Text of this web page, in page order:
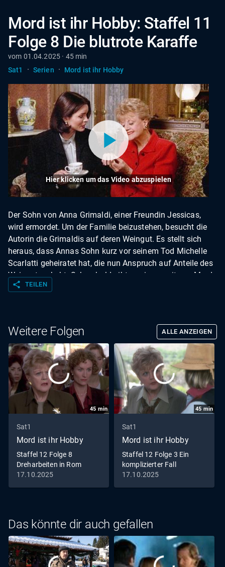
Mord ist ihr Hobby: Staffel 11
Folge 8 Die blutrote Karaffe
vom 01.04.2025 · 45 min
Sat1
· Serien · Mord ist ihr Hobby
Hier klicken um das Video abzuspielen
Der Sohn von Anna Grimaldi, einer Freundin Jessicas,
wird ermordet. Um der Familie beizustehen, besucht die
Autorin die Grimaldis auf deren Weingut. Es stellt sich
heraus, dass Annas Sohn kurz vor seinem Tod Michelle
Scarlatti geheiratet hat, die nun Anspruch auf Anteile des
Weinguts erhebt. Schon bald gibt es einen weiteren Mord.
Der Verdacht fällt auf Annas Stiefsohn Pete, doch Jessica
share TEILEN
Weitere Folgen ALLE ANZEIGEN
45 min
Sat1
Mord ist ihr Hobby
Staffel 12 Folge 8
Dreharbeiten in Rom
17.10.2025
45 min
Sat1
Mord ist ihr Hobby
Staffel 12 Folge 3 Ein
komplizierter Fall
17.10.2025
Das könnte dir auch gefallen